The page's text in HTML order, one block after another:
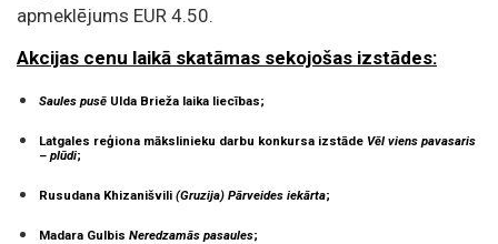
apmeklējums EUR 4.50.
Akcijas cenu laikā skatāmas sekojošas izstādes:
Saules pusē Ulda Brieža laika liecības;
Latgales reģiona mākslinieku darbu konkursa izstāde Vēl viens pavasaris
– plūdi;
Rusudana Khizanišvili (Gruzija) Pārveides iekārta;
Madara Gulbis Neredzamās pasaules;